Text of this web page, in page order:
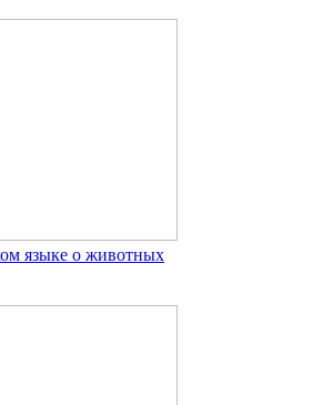
языке о животных